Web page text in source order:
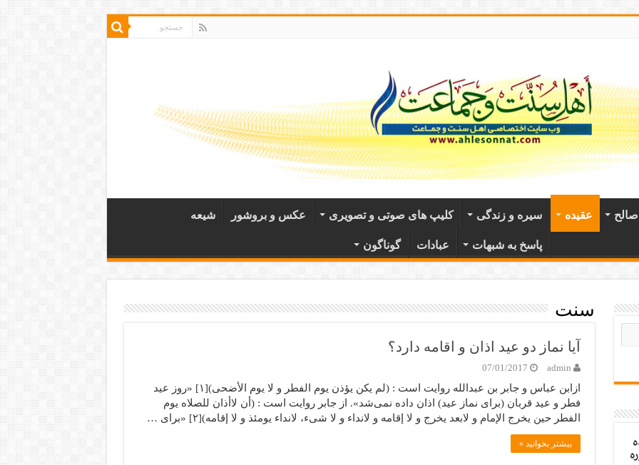
عقيده سیره و زندگی کلیپ های صوتی و تصویری عکس و بروشور شیعه
پاسخ به شبهات عبادات گوناگون
سنت
آیا نماز دو عید اذان و اقامه دارد؟
admin
07/01/2017
ازابن عباس و جابر بن عبدالله روایت است : (لم یکن یؤذن یوم الفطر و لا یوم الأضحی)[۱] «روز عید
فطر و عید قربان (برای نماز عید) اذان داده نمی‌شد». از جابر روایت است : (أن لاأذان للصلاه یوم
الفطر حین یخرج الإمام و لابعد یخرج و لا إقامه و لانداء و لا شیء، لانداء یومئذ و لا إقامه)[۲] «برای …
بیشتر بخوانید »